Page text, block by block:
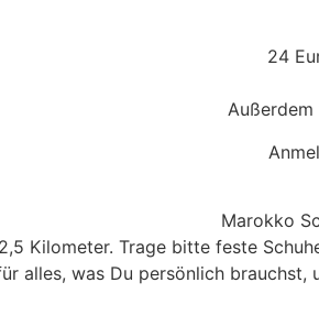
24
Marokko
Kilometer. Trage bitte feste
alles, was Du persönlich